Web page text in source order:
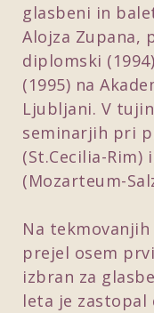
glasbeni in
Alojza Zupana,
diplomski
(1995) na
Ljubljani. V
seminarjih pri
(St.Cecilia-
(Mozarteum-
Na
prejel osem
izbran za
leta je zastopal